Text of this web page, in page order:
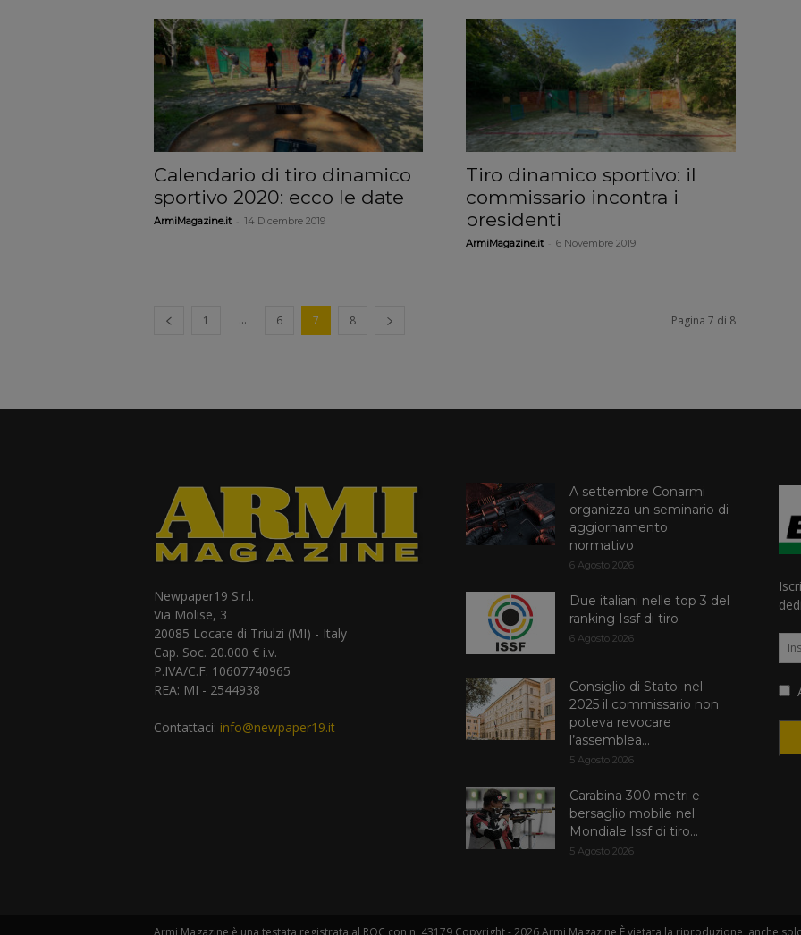
Calendario di tiro dinamico
sportivo 2020: ecco le date
ArmiMagazine.it 14 Dicembre 2019
Tiro dinamico sportivo: il
commissario incontra i
presidenti
ArmiMagazine.it 6 Novembre 2019
1 ... 6 7 8 Pagina 7 di 8
Newpaper19 S.r.l.
Via Molise, 3
20085 Locate di Triulzi (MI) - Italy
Cap. Soc. 20.000 € i.v.
P.IVA/C.F. 10607740965
REA: MI - 2544938
Contattaci: info@newpaper19.it
A settembre Conarmi
organizza un seminario di
aggiornamento
normativo
6 Agosto 2026
Due italiani nelle top 3 del
ranking Issf di tiro
6 Agosto 2026
Consiglio di Stato: nel
2025 il commissario non
poteva revocare
l’assemblea...
5 Agosto 2026
Carabina 300 metri e
bersaglio mobile nel
Mondiale Issf di tiro...
5 Agosto 2026